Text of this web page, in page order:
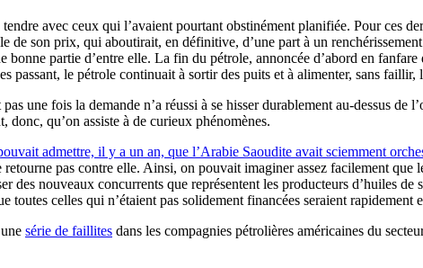
avec ceux qui l’avaient pourtant obstinément planifiée. Pour ces
son prix, qui aboutirait, en définitive, d’une part à un
partie d’entre elle. La fin du pétrole, annoncée d’abord en fanfare
passant, le pétrole continuait à sortir des puits et à alimenter, sans faillir,
une fois la demande n’a réussi à se hisser durablement au-dessus de
qu’on assiste à de curieux phénomènes.
admettre, il y a un an, que l’Arabie Saoudite avait sciemment
pas contre elle. Ainsi, on pouvait imaginer assez facilement
des nouveaux concurrents que représentent les producteurs d’huiles
toutes celles qui n’étaient pas solidement financées seraient rapidement
série de faillites dans les compagnies pétrolières américaines du